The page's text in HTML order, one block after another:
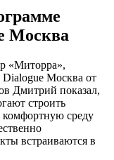
Москва
«Миторра»,
Dialogue Москва от
Дмитрий показал,
строить
комфортную среду
встраиваются в